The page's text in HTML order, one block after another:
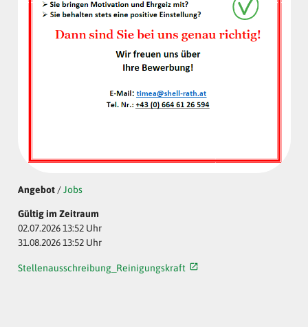
Angebot/Jobs
Gültig im Zeitraum
02.07.2026 13:52 Uhr
31.08.2026 13:52 Uhr
Stellenausschreibung_Reinigungskraft